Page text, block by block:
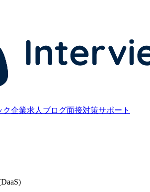
ク企業求人 ブログ面接対策サポート